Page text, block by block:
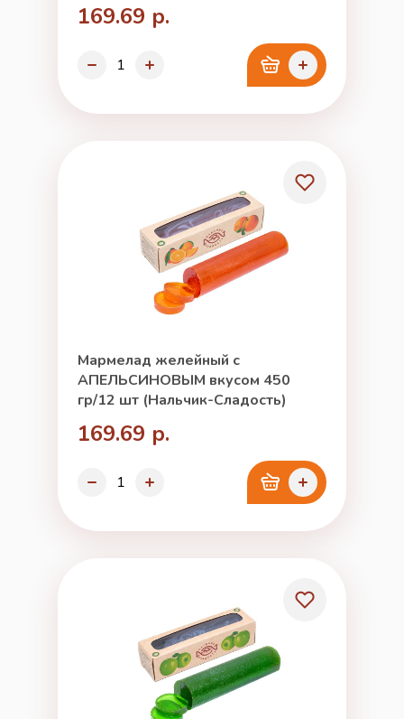
169.69 р.
Мармелад желейный с
АПЕЛЬСИНОВЫМ вкусом 450
гр/12 шт (Нальчик-Сладость)
169.69 р.